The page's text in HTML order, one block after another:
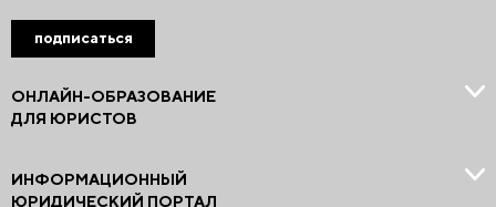
ОНЛАЙН-ОБРАЗОВАНИЕ
ДЛЯ ЮРИСТОВ
ИНФОРМАЦИОННЫЙ
ЮРИДИЧЕСКИЙ ПОРТАЛ
подписаться